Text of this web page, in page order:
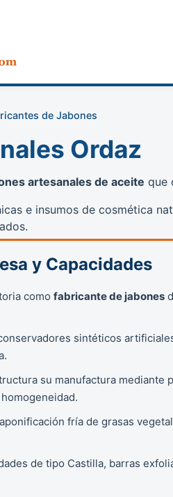
de Jabones
Ordaz
artesanales de aceite que
e insumos de cosmética
y Capacidades
como fabricante de jabones
sintéticos
su manufactura mediante
fría de grasas
de tipo Castilla, barras